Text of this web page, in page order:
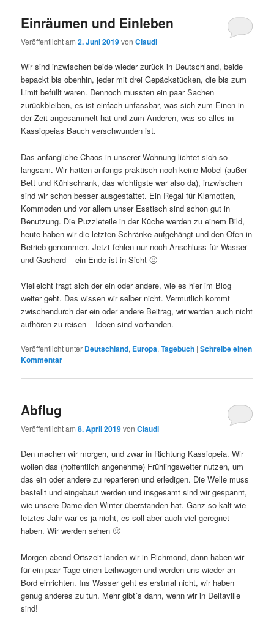
Einräumen und Einleben
Veröffentlicht am2. Juni 2019vonClaudi
Wir sind inzwischen beide wieder zurück in Deutschland, beide
bepackt bis obenhin, jeder mit drei Gepäckstücken, die bis zum
Limit befüllt waren. Dennoch mussten ein paar Sachen
zurückbleiben, es ist einfach unfassbar, was sich zum Einen in
der Zeit angesammelt hat und zum Anderen, was so alles in
Kassiopeias Bauch verschwunden ist.
Das anfängliche Chaos in unserer Wohnung lichtet sich so
langsam. Wir hatten anfangs praktisch noch keine Möbel (außer
Bett und Kühlschrank, das wichtigste war also da), inzwischen
sind wir schon besser ausgestattet. Ein Regal für Klamotten,
Kommoden und vor allem unser Esstisch sind schon gut in
Benutzung. Die Puzzleteile in der Küche werden zu einem Bild,
heute haben wir die letzten Schränke aufgehängt und den Ofen in
Betrieb genommen. Jetzt fehlen nur noch Anschluss für Wasser
und Gasherd – ein Ende ist in Sicht 🙂
Vielleicht fragt sich der ein oder andere, wie es hier im Blog
weiter geht. Das wissen wir selber nicht. Vermutlich kommt
zwischendurch der ein oder andere Beitrag, wir werden auch nicht
aufhören zu reisen – Ideen sind vorhanden.
Veröffentlicht unter Deutschland, Europa,Tagebuch |Schreibe einen
Kommentar
Abflug
Veröffentlicht am8. April 2019vonClaudi
Den machen wir morgen, und zwar in Richtung Kassiopeia. Wir
wollen das (hoffentlich angenehme) Frühlingswetter nutzen, um
das ein oder andere zu reparieren und erledigen. Die Welle muss
bestellt und eingebaut werden und insgesamt sind wir gespannt,
wie unsere Dame den Winter überstanden hat. Ganz so kalt wie
letztes Jahr war es ja nicht, es soll aber auch viel geregnet
haben. Wir werden sehen 🙂
Morgen abend Ortszeit landen wir in Richmond, dann haben wir
für ein paar Tage einen Leihwagen und werden uns wieder an
Bord einrichten. Ins Wasser geht es erstmal nicht, wir haben
genug anderes zu tun. Mehr gibt´s dann, wenn wir in Deltaville
sind!